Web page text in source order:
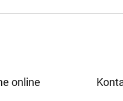
v
online